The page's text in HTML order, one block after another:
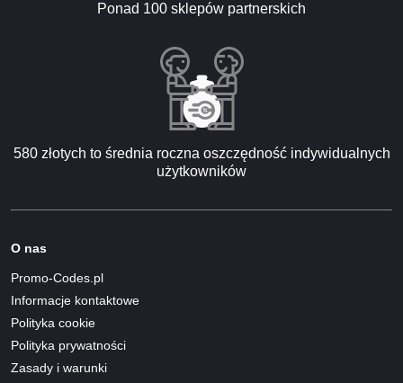
Ponad 100 sklepów partnerskich
580 złotych to średnia roczna oszczędność indywidualnych
użytkowników
O nas
Promo-Codes.pl
Informacje kontaktowe
Polityka cookie
Polityka prywatności
Zasady i warunki